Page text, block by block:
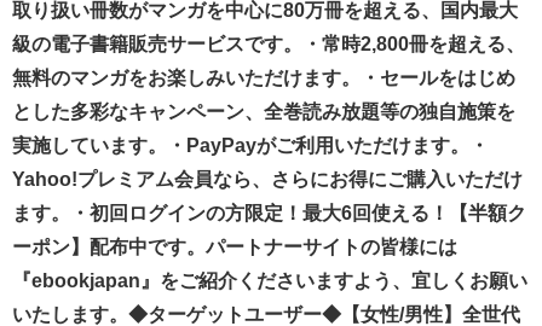
取り扱い冊数がマンガを中心に80万冊を超える、国内最大
級の電子書籍販売サービスです。
・常時2,800冊を超える、
無料のマンガをお楽しみいただけます。
・セールをはじめ
とした多彩なキャンペーン、全巻読み放題等の独自施策を
実施しています。
・ PayPayがご利用いただけます。
・
Yahoo!プレミアム会員なら、さらにお得にご購入いただけ
ます。
・初回ログインの方限定！最大6回使える！【半額ク
ーポン】配布中です。パートナーサイトの皆様には
『ebookjapan 』をご紹介くださいますよう、宜しくお願い
いたします。 ◆ターゲットユーザー◆ 【女性/男性】 全世代